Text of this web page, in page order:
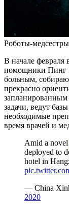
Роботы-медсестры
В начале
помощники Пинг
больным,
прекрасно
задачи, ведут
необходимые
время врачей и
Amid a novel
deployed to
hotel in
— China
2020